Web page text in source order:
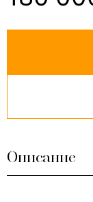
Описание